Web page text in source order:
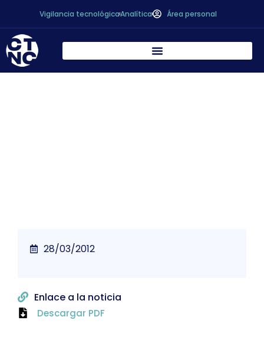
Vigilancia tecnológicaAnalítica Área personal
28/03/2012
Enlace a la noticia
Descargar PDF